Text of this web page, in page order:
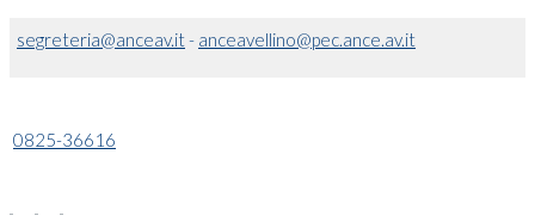
segreteria@anceav.it- anceavellino@pec.ance.av.it
0825-36616